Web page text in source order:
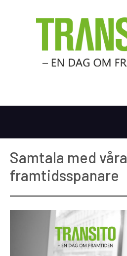
Samtala med våra
framtidsspanare